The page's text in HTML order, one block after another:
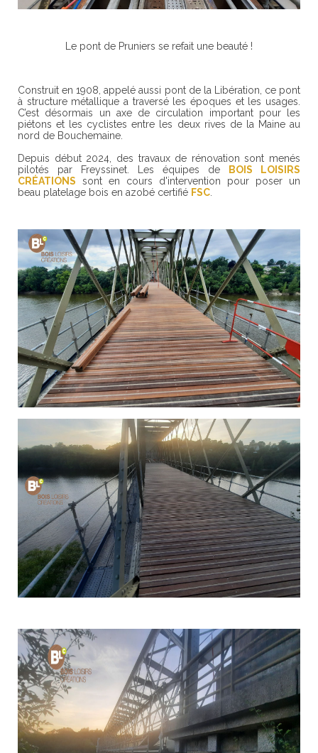
Le pont de Pruniers se refait une beauté !
Construit en 1908, appelé aussi pont de la Libération, ce pont
à structure métallique a traversé les époques et les usages.
C’est désormais un axe de circulation important pour les
piétons et les cyclistes entre les deux rives de la Maine au
nord de Bouchemaine.
Depuis début 2024, des travaux de rénovation sont menés
pilotés par Freyssinet. Les équipes de
BOIS LOISIRS
CRÉATIONS sont en cours d'intervention pour poser un
beau platelage bois en azobé certifié FSC.